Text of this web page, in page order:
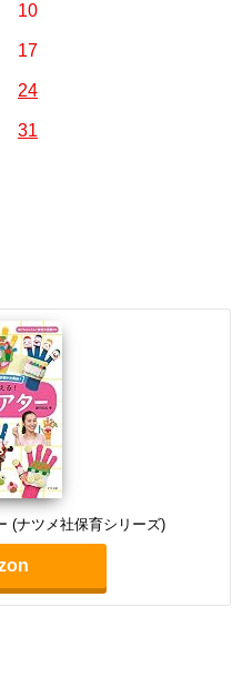
10
17
24
31
(ナツメ社保育シリーズ)